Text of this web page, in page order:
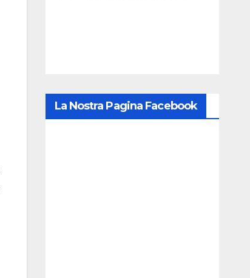
La Nostra Pagina Facebook